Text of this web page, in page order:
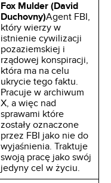
Fox Mulder (David
Duchovny)Agent FBI,
który wierzy w
istnienie cywilizacji
pozaziemskiej i
rządowej konspiracji,
która ma na celu
ukrycie tego faktu.
Pracuje w archiwum
X, a więc nad
sprawami które
zostały oznaczone
przez FBI jako nie do
wyjaśnienia. Traktuje
swoją pracę jako swój
jedyny cel w życiu.